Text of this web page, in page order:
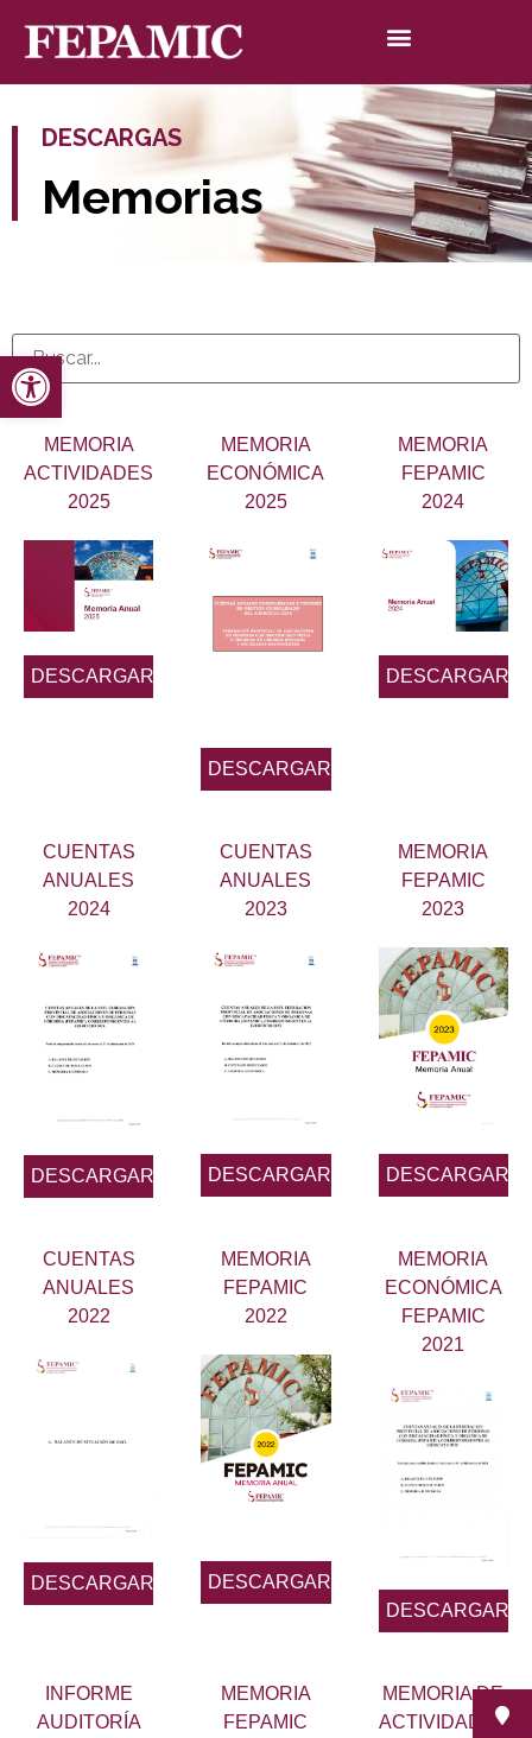
Abrir barra de herramientas
DESCARGAS
Memorias
MEMORIA
ACTIVIDADES
2025
DESCARGAR
MEMORIA
ECONÓMICA
2025
DESCARGAR
MEMORIA
FEPAMIC
2024
DESCARGAR
CUENTAS
ANUALES
2024
DESCARGAR
CUENTAS
ANUALES
2023
DESCARGAR
MEMORIA
FEPAMIC
2023
DESCARGAR
CUENTAS
ANUALES
2022
DESCARGAR
MEMORIA
FEPAMIC
2022
DESCARGAR
MEMORIA
ECONÓMICA
FEPAMIC
2021
DESCARGAR
INFORME
AUDITORÍA
MEMORIA
FEPAMIC
MEMORIA DE
ACTIVIDADES